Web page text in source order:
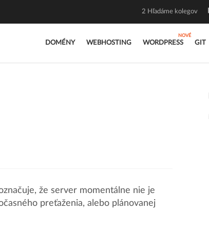
DOMÉNY WEBHOSTING WORDPRESS GIT
2 Hľadáme kolegov
že server momentálne nie je
preťaženia, alebo plánovanej